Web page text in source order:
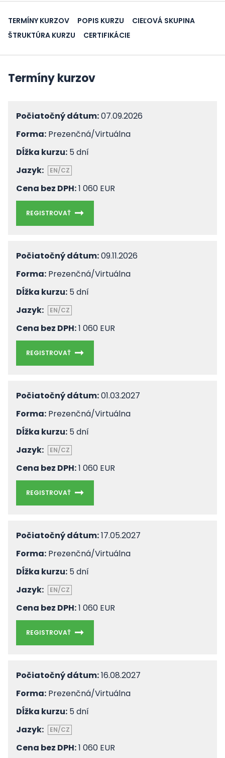
TERMÍNY KURZOV POPIS KURZU
CIEĽOVÁ SKUPINA
ŠTRUKTÚRA KURZU
CERTIFIKÁCIE
Termíny kurzov
Počiatočný dátum:07.09.2026
Forma: Prezenčná/Virtuálna
Dĺžka kurzu: 5 dní
Jazyk:
EN/CZ
Cena bez DPH:1 060 EUR
REGISTROVAŤ
Počiatočný dátum:09.11.2026
Forma: Prezenčná/Virtuálna
Dĺžka kurzu: 5 dní
Jazyk:
EN/CZ
Cena bez DPH:1 060 EUR
REGISTROVAŤ
Počiatočný dátum:01.03.2027
Forma: Prezenčná/Virtuálna
Dĺžka kurzu: 5 dní
Jazyk:
EN/CZ
Cena bez DPH:1 060 EUR
REGISTROVAŤ
Počiatočný dátum:17.05.2027
Forma: Prezenčná/Virtuálna
Dĺžka kurzu: 5 dní
Jazyk:
EN/CZ
Cena bez DPH:1 060 EUR
REGISTROVAŤ
Počiatočný dátum:16.08.2027
Forma: Prezenčná/Virtuálna
Dĺžka kurzu: 5 dní
Jazyk:
EN/CZ
Cena bez DPH:1 060 EUR